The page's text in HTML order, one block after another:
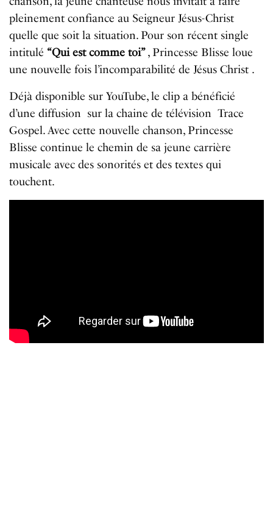
pleinement confiance au Seigneur Jésus-Christ
quelle que soit la situation. Pour son récent single
intitulé “Qui est comme toi”, Princesse Blisse loue
une nouvelle fois l’incomparabilité de Jésus Christ .
Déjà disponible sur YouTube, le clip a bénéficié
d’une diffusion sur la chaine de télévision Trace
Gospel. Avec cette nouvelle chanson, Princesse
Blisse continue le chemin de sa jeune carrière
musicale avec des sonorités et des textes qui
touchent.